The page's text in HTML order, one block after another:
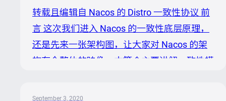
了替换，提高性能和raft语义的准确性。 1. 对
nacos所使用的http客户端进行了完全...
转载且编辑自 Nacos 的 Distro 一致性协议 前
言 这次我们进入 Nacos 的一致性底层原理，
还是先来一张架构图，让大家对 Nacos 的架
构有个整体的映像，本篇会主要讲解一致性模
September 3, 2020